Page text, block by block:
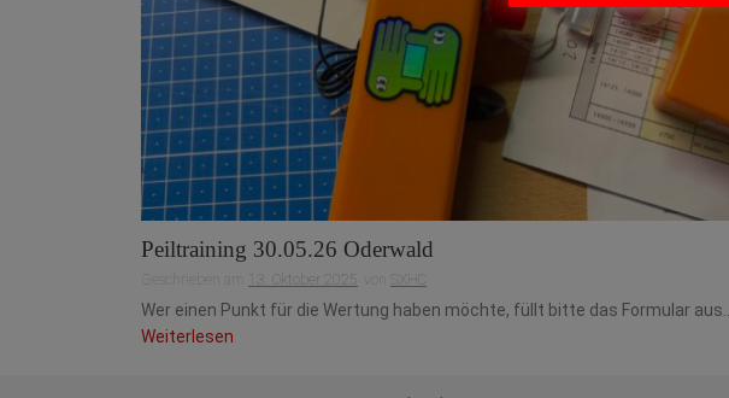
Peiltraining 30.05.26 Oderwald
Geschrieben am 13. Oktober 2025 SXHC
Wer einen Punkt für die Wertung haben möchte, füllt bitte das Formular aus....
Weiterlesen